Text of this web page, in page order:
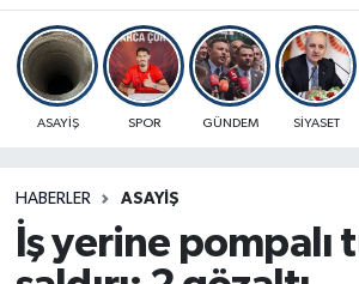
ASAYİŞ SPOR GÜNDEM SİYASET
HABERLER ASAYİŞ
İş yerine pompalı
Mersin Trafik Yoğunluk Haritası
Süper Lig Puan Durumu ve
Son Dakika Haberleri
Haber Arşivi